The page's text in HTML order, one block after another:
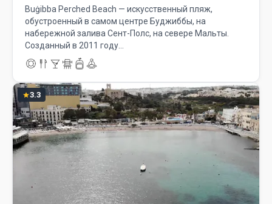
Buġibba Perched Beach — искусственный пляж,
обустроенный в самом центре Буджиббы, на
набережной залива Сент-Полс, на севере Мальты.
Созданный в 2011 году…
3.3